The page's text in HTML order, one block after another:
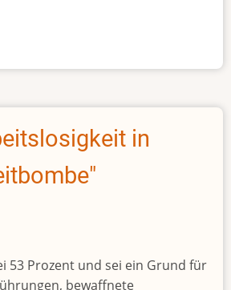
in
53 Prozent und sei ein Grund für
bewaffnete